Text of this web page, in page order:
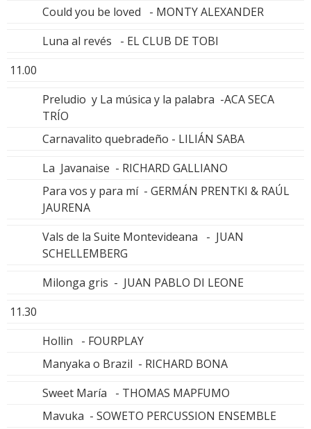
Could you be loved - MONTY ALEXANDER
Luna al revés - EL CLUB DE TOBI
11.00
Preludio y La música y la palabra -ACA SECA
TRÍO
Carnavalito quebradeño - LILIÁN SABA
La Javanaise - RICHARD GALLIANO
Para vos y para mí - GERMÁN PRENTKI & RAÚL
JAURENA
Vals de la Suite Montevideana - JUAN
SCHELLEMBERG
Milonga gris - JUAN PABLO DI LEONE
11.30
Hollin - FOURPLAY
Manyaka o Brazil - RICHARD BONA
Sweet María - THOMAS MAPFUMO
Mavuka - SOWETO PERCUSSION ENSEMBLE